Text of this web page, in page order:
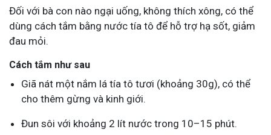
Đối với bà con nào ngại uống, không thích xông, có thể
dùng cách tắm bằng nước tía tô để hỗ trợ hạ sốt, giảm
đau mỏi.
Cách tắm như sau
Giã nát một nắm lá tía tô tươi (khoảng 30g), có thể
cho thêm gừng và kinh giới.
Đun sôi với khoảng 2 lít nước trong 10–15 phút.